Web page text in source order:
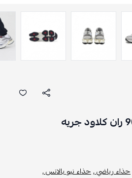
حذاء رياضي ,حذاء نيو بالانس ,